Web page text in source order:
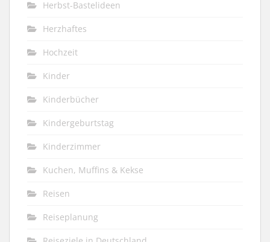
Herbst-Bastelideen
Herzhaftes
Hochzeit
Kinder
Kinderbücher
Kindergeburtstag
Kinderzimmer
Kuchen, Muffins & Kekse
Reisen
Reiseplanung